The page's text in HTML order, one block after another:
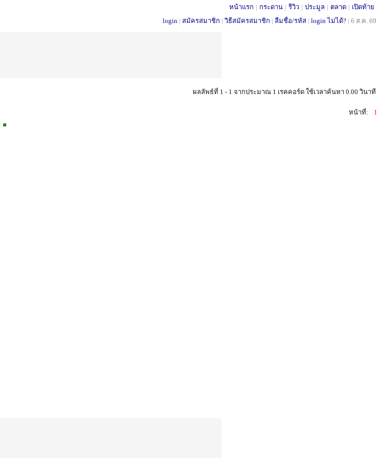
หน้าแรก | กระดาน | รีวิว | ประมูล | ตลาด | เปิดท้าย
login | สมัครสมาชิก | วิธีสมัครสมาชิก | ลืมชื่อ/รหัส | login ไม่ได้? | 6 ส.ค. 69
ผลลัพธ์ที่ 1 - 1 จากประมาณ 1 เรคคอร์ด ใช้เวลาค้นหา 0.00 วินาที
หน้าที่:
1